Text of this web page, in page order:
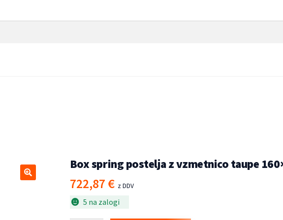
Box spring postelja z vzmetnico taupe
722,87 € z DDV
5 na zalogi